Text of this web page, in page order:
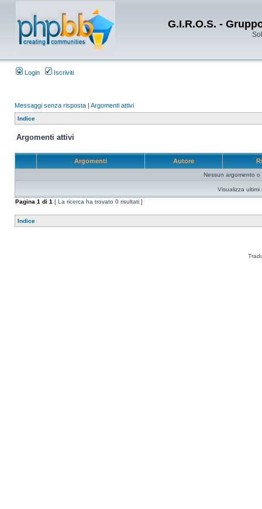
G.I.R.O.S. -
Login Iscriviti
Messaggi senza risposta | Argomenti attivi
Indice
Argomenti attivi
Argomenti Autore
Nessun argomento o
Visualizza ultimi
Pagina 1 di 1 [ La ricerca ha trovato 0 risultati ]
Indice